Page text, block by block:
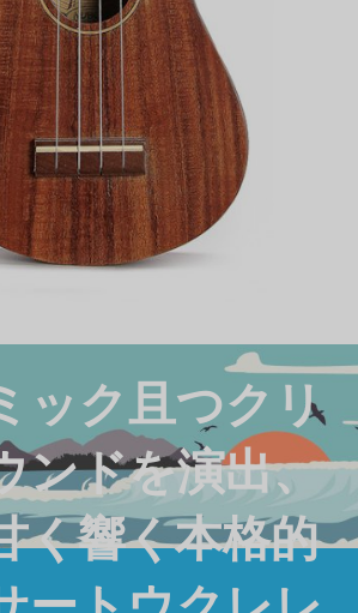
ック且つクリ
ンドを演出、
く響く本格的